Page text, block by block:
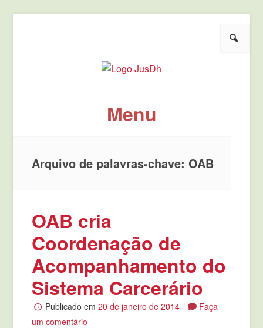
Pesquisar
Menu
Arquivo de palavras-chave:OAB
OAB cria
Coordenação de
Acompanhamento do
Sistema Carcerário
Publicado em 20 de janeiro de 2014
Faça
um comentário